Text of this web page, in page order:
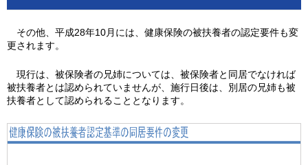
その他、平成28年10月には、健康保険の被扶養者の認定要件も変
更されます。
現行は、被保険者の兄姉については、被保険者と同居でなければ
被扶養者とは認められていませんが、施行日後は、別居の兄姉も被
扶養者として認められることとなります。